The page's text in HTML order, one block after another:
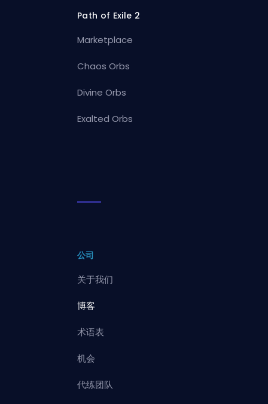
Path of Exile 2
Marketplace
Chaos Orbs
Divine Orbs
Exalted Orbs
公司
关于我们
博客
术语表
机会
代练团队